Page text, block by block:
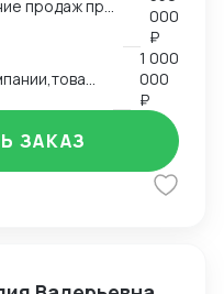
и требованиям
интересов
000
₽
Организация присутствия компании,товаров, услуг на международном рынке, запуск продаж
1 000
000
₽
ЗАКАЗ